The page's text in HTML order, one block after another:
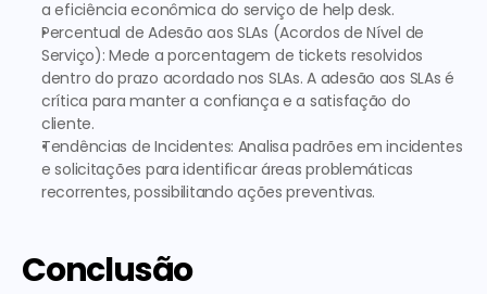
a eficiência econômica do serviço de help desk.
Percentual de Adesão aos SLAs (Acordos de Nível de
Serviço): Mede a porcentagem de tickets resolvidos
dentro do prazo acordado nos SLAs. A adesão aos SLAs é
crítica para manter a confiança e a satisfação do
cliente.
Tendências de Incidentes: Analisa padrões em incidentes
e solicitações para identificar áreas problemáticas
recorrentes, possibilitando ações preventivas.
Conclusão